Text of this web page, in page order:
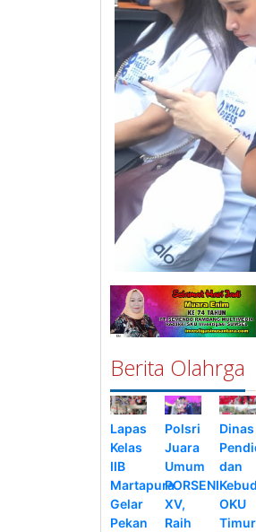
Berita Olahrga
Lapas
Kelas
IIB
Martapura
Gelar
Pekan
Polsri
Juara
Umum
PORSENI
XV,
Raih
Dinas
dan
OKU
Timur